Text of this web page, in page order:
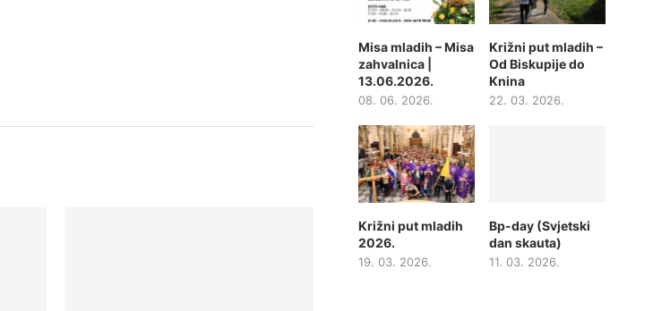
Misa mladih – Misa
zahvalnica |
13.06.2026.
08. 06. 2026.
Križni put mladih –
Od Biskupije do
Knina
22. 03. 2026.
Križni put mladih
2026.
19. 03. 2026.
Bp-day (Svjetski
dan skauta)
11. 03. 2026.